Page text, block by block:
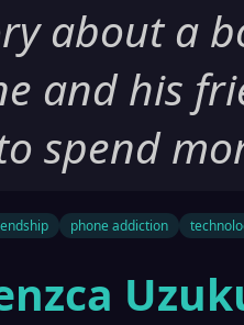
about a
and his
spend
phone addiction